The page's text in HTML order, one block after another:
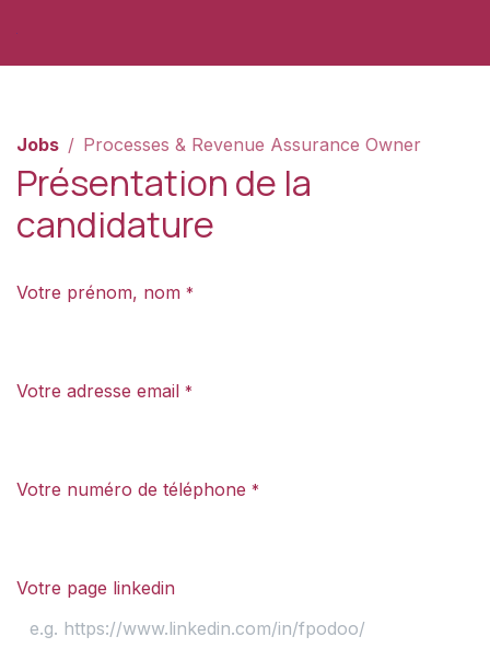
Jobs Processes & Revenue Assurance Owner
Présentation de la
candidature
Votre prénom, nom *
Votre adresse email *
Votre numéro de téléphone *
Votre page linkedin